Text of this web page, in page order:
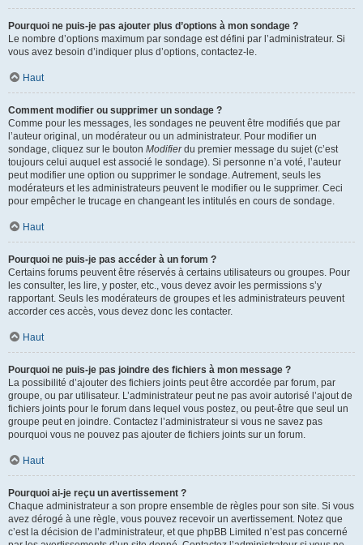
Pourquoi ne puis-je pas ajouter plus d’options à mon sondage ?
Le nombre d’options maximum par sondage est défini par l’administrateur. Si
vous avez besoin d’indiquer plus d’options, contactez-le.
Haut
Comment modifier ou supprimer un sondage ?
Comme pour les messages, les sondages ne peuvent être modifiés que par
l’auteur original, un modérateur ou un administrateur. Pour modifier un
sondage, cliquez sur le bouton Modifierdu premier message du sujet (c’est
toujours celui auquel est associé le sondage). Si personne n’a voté, l’auteur
peut modifier une option ou supprimer le sondage. Autrement, seuls les
modérateurs et les administrateurs peuvent le modifier ou le supprimer. Ceci
pour empêcher le trucage en changeant les intitulés en cours de sondage.
Haut
Pourquoi ne puis-je pas accéder à un forum ?
Certains forums peuvent être réservés à certains utilisateurs ou groupes. Pour
les consulter, les lire, y poster, etc., vous devez avoir les permissions s’y
rapportant. Seuls les modérateurs de groupes et les administrateurs peuvent
accorder ces accès, vous devez donc les contacter.
Haut
Pourquoi ne puis-je pas joindre des fichiers à mon message ?
La possibilité d’ajouter des fichiers joints peut être accordée par forum, par
groupe, ou par utilisateur. L’administrateur peut ne pas avoir autorisé l’ajout de
fichiers joints pour le forum dans lequel vous postez, ou peut-être que seul un
groupe peut en joindre. Contactez l’administrateur si vous ne savez pas
pourquoi vous ne pouvez pas ajouter de fichiers joints sur un forum.
Haut
Pourquoi ai-je reçu un avertissement ?
Chaque administrateur a son propre ensemble de règles pour son site. Si vous
avez dérogé à une règle, vous pouvez recevoir un avertissement. Notez que
c’est la décision de l’administrateur, et que phpBB Limited n’est pas concerné